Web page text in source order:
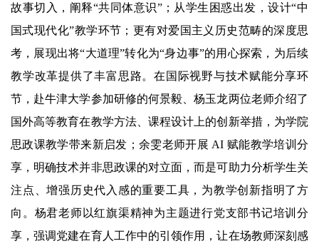
故事切入，阐释“共同体意识”；从学生困惑出发，设计“中
国式现代化”教学环节；更有对爱国主义历史范畴的深度思
考，展现出将“大道理”转化为“身边事”的用心探索，为后续
教学改革提供了丰富思路。在国际视野与技术赋能分享环
节，赴牛津大学参加研修的何景毅、杨玉龙两位老师介绍了
国外高等教育在教学方法、课程设计上的创新举措，为学院
思政课教学带来新启发；余雯老师开展 AI 赋能教学培训分
享，明确技术并非思政课的对立面，而是可助力分析学生关
注点、增强历史代入感的重要工具，为教学创新指明了方
向。杨君老师以红旗渠精神为主题进行党支部书记培训分
享，强调党建在育人工作中的引领作用，让在场教师深刻感